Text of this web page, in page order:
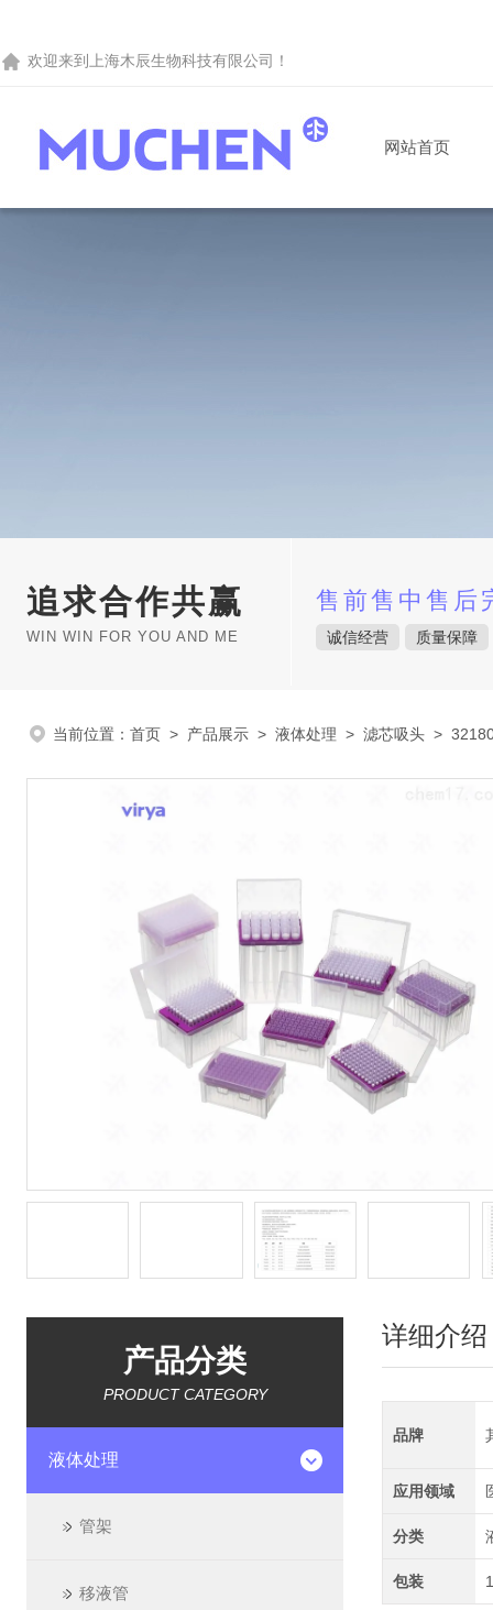
欢迎来到 上海木辰生物科技有限公司 ！
网站首页
追求合作共赢
WIN WIN FOR YOU AND ME
售前售中售后
诚信经营 质量保障
当前位置： 首页 > 产品展示 > 液体处理 > 滤芯吸头 >
产品分类
PRODUCT CATEGORY
液体处理
管架
移液管
详细介绍
品牌
应用领域
分类
包装